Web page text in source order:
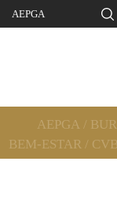
AEPGA
AEPGA /
BEM-ESTAR /